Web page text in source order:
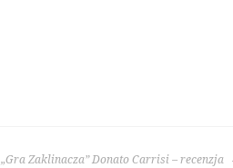
„Gra Zaklinacza” Donato Carrisi – recenzja